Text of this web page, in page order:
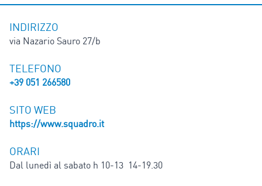
INDIRIZZO
via Nazario Sauro 27/b
TELEFONO
+39 051 266580
SITO WEB
https://www.squadro.it
ORARI
Dal lunedì al sabato h 10-13 14-19.30